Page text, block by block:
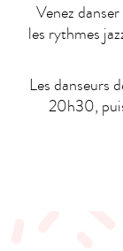
Venez
les rythmes
Les danseurs
20h30,